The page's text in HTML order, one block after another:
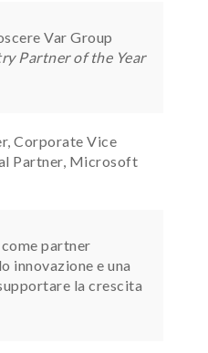
Var Group
Partner of the Year
Corporate Vice
Partner, Microsoft
partner
innovazione e una
la crescita